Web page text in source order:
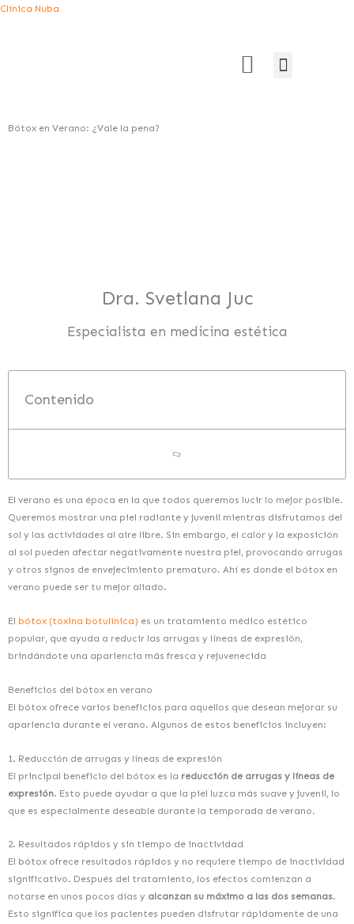
Ir
Clínica Nuba
Menú
Bótox en Verano: ¿Vale la pena?
Dra. Svetlana Juc
Especialista en medicina estética
Contenido
El verano es una época en la que todos queremos lucir lo mejor posible.
Queremos mostrar una piel radiante y juvenil mientras disfrutamos del
sol y las actividades al aire libre. Sin embargo, el calor y la exposición
al sol pueden afectar negativamente nuestra piel, provocando arrugas
y otros signos de envejecimiento prematuro. Ahí es donde el bótox en
verano puede ser tu mejor aliado.
El bótox (toxina botulínica) es un tratamiento médico estético
popular, que ayuda a reducir las arrugas y líneas de expresión,
brindándote una apariencia más fresca y rejuvenecida
Beneficios del bótox en verano
El bótox ofrece varios beneficios para aquellos que desean mejorar su
apariencia durante el verano. Algunos de estos beneficios incluyen:
1. Reducción de arrugas y líneas de expresión
El principal beneficio del bótox es la reducción de arrugas y líneas de
expresión. Esto puede ayudar a que la piel luzca más suave y juvenil, lo
que es especialmente deseable durante la temporada de verano.
2. Resultados rápidos y sin tiempo de inactividad
El bótox ofrece resultados rápidos y no requiere tiempo de inactividad
significativo. Después del tratamiento, los efectos comienzan a
notarse en unos pocos días y alcanzan su máximo a las dos semanas.
Esto significa que los pacientes pueden disfrutar rápidamente de una